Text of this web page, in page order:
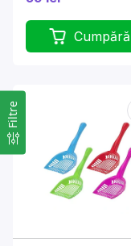
Filtre
Cumpără